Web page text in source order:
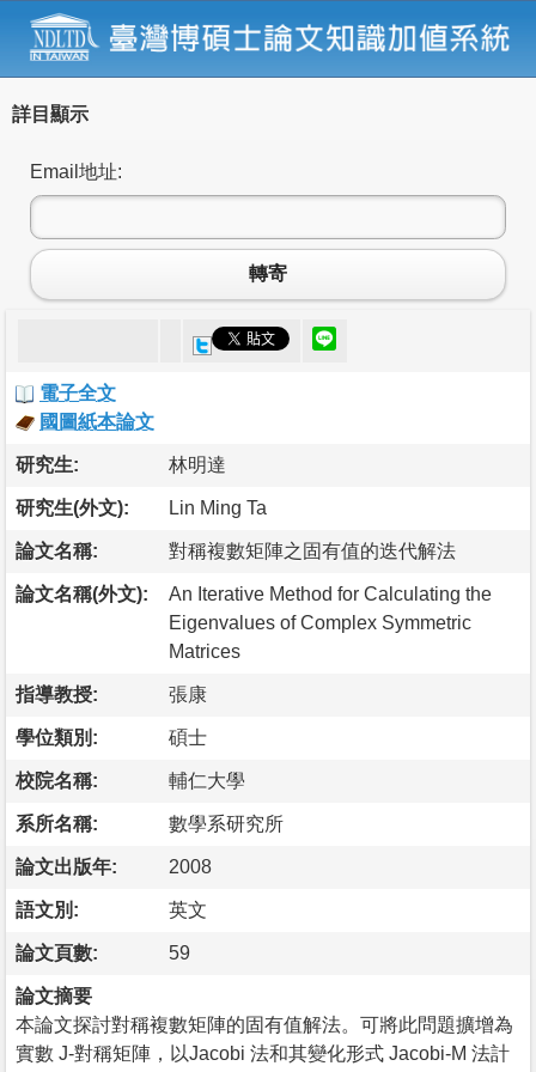
詳目顯示
Email地址:
轉寄
電子全文
國圖紙本論文
研究生: 林明達
研究生(外文): Lin Ming Ta
論文名稱: 對稱複數矩陣之固有值的迭代解法
論文名稱(外文):
An Iterative Method for Calculating the
Eigenvalues of Complex Symmetric
Matrices
指導教授: 張康
學位類別: 碩士
校院名稱: 輔仁大學
系所名稱: 數學系研究所
論文出版年: 2008
語文別: 英文
論文頁數: 59
論文摘要
本論文探討對稱複數矩陣的固有值解法。可將此問題擴增為
實數 J-對稱矩陣，以Jacobi 法和其變化形式 Jacobi-M 法計